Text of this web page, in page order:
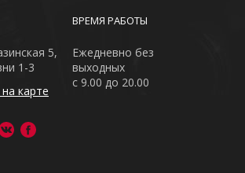
ВРЕМЯ РАБОТЫ
Ежедневно без
выходных
с 9.00 до 20.00
5,
1-3
карте